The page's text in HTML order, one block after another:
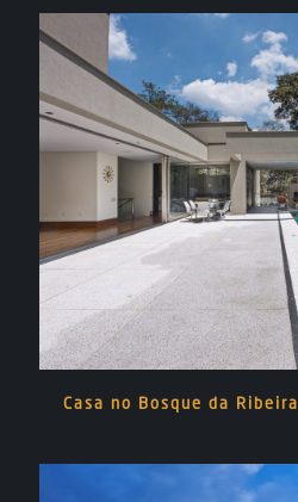
Casa no Bosque da Ribeira